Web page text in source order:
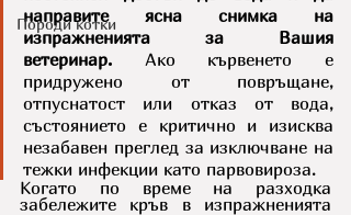
Породи котки
направите ясна снимка на
изпражненията за Вашия
ветеринар. Ако кървенето е
придружено от повръщане,
отпуснатост или отказ от вода,
състоянието е критично и изисква
незабавен преглед за изключване на
тежки инфекции като парвовироза.
Когато по време на разходка
забележите кръв в изпражненията